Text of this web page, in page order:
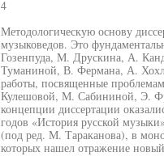
4
Методологическую основу
музыковедов. Это
Гозенпуда, М. Друскина, А.
Туманиной, В. Фермана, А.
работы, посвященные
Кулешовой, М. Сабининой, Э.
концепции диссертации
годов «История русской
(под ред. М. Тараканова), в
которых нашел отражение